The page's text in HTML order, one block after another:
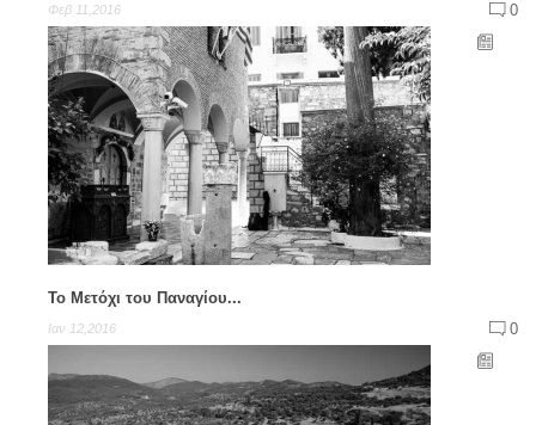
Φεβ 11,2016 0
Το Μετόχι του Παναγίου...
Ιαν 12,2016 0